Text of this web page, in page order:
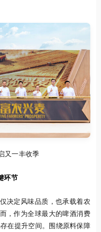
又一丰收季
环节
决定风味品质，也承载着农
，作为全球最大的啤酒消费
在提升空间。围绕原料保障